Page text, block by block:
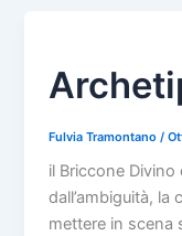
Fulvia Tramontano/
il Briccone
dall’ambiguità,
mettere in scena